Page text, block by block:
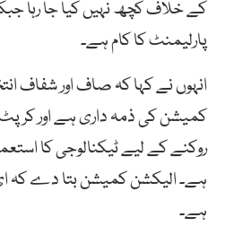
کے خلاف کچھ نہیں کیا جا رہا
پارلیمنٹ کا کام ہے۔
انہوں نے کہا کہ صاف اور شفاف
کمیشن کی ذمہ داری ہے اور
روکنے کے لیے ٹیکنالوجی کا
ہے۔ الیکشن کمیشن بتا دے کہ
ہے۔